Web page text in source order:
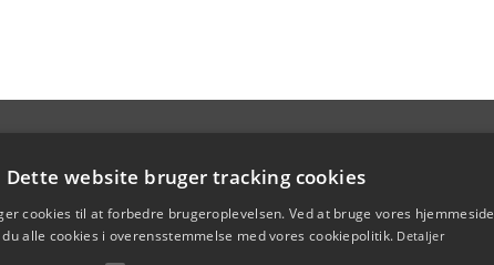
Dette website bruger tracking cookies
cookies til at forbedre brugeroplevelsen. Ved at bruge vores hjemmeside
alle cookies i overensstemmelse med vores cookiepolitik. Detaljer